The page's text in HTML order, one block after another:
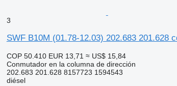
3
SWF B10M (01.78-12.03) 202.683 201.628
COP 50.410 EUR 13,71 ≈ US$ 15,84
Conmutador en la columna de dirección
202.683 201.628 8157723 1594543
diésel